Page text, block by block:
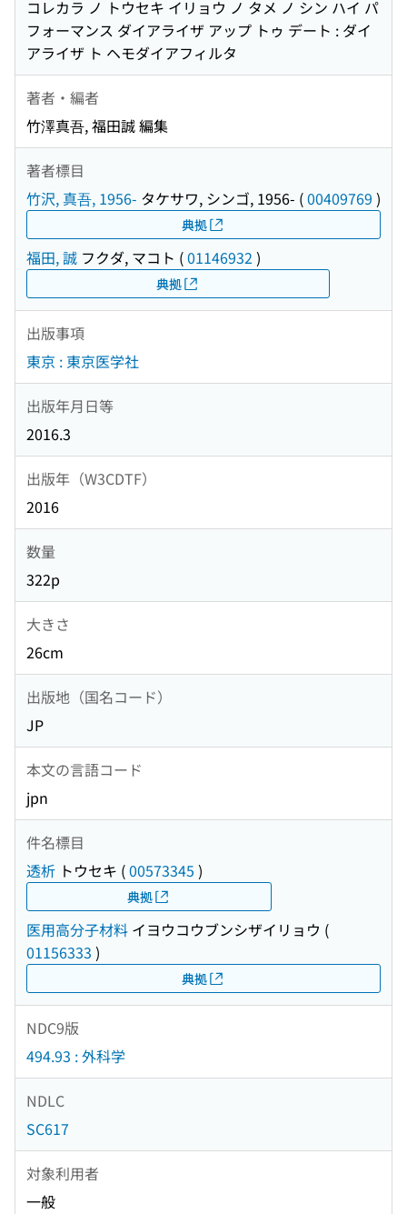
コレカラ ノ トウセキ イリョウ ノ タメ ノ シン ハイ パ
フォーマンス ダイアライザ アップ トゥ デート : ダイ
アライザ ト ヘモダイアフィルタ
著者・編者
竹澤真吾, 福田誠 編集
著者標目
竹沢, 真吾, 1956- タケサワ, シンゴ, 1956- (00409769 )
典拠
福田, 誠 フクダ, マコト (01146932 )
典拠
出版事項
東京 : 東京医学社
出版年月日等
2016.3
出版年（W3CDTF）
2016
数量
322p
大きさ
26cm
出版地（国名コード）
JP
本文の言語コード
jpn
件名標目
透析 トウセキ (00573345 )
典拠
医用高分子材料 イヨウコウブンシザイリョウ (
01156333 )
典拠
NDC9版
494.93 : 外科学
NDLC
SC617
対象利用者
一般